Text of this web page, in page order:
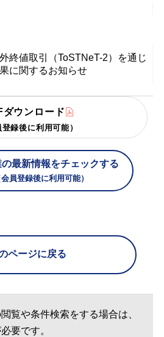
終値取引（ToSTNeT-2）を通じ
に関するお知らせ
ダウンロード
登録後に利用可能）
の最新情報をチェックする
会員登録後に利用可能）
ページに戻る
覧や条件検索をする場合は、
要です。